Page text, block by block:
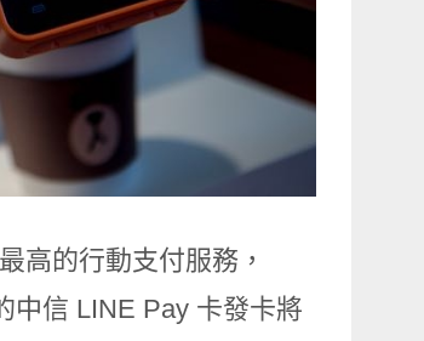
高的行動支付服務，
中信 LINE Pay 卡發卡將